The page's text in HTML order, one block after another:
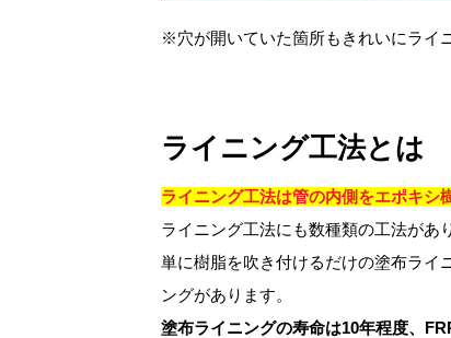
※穴が開いていた箇所もきれいにライ
ライニング工法とは
ライニング工法は管の内側をエポキシ
ライニング工法にも数種類の工法があ
単に樹脂を吹き付けるだけの塗布ライ
ングがあります。
塗布ライニングの寿命は10年程度、